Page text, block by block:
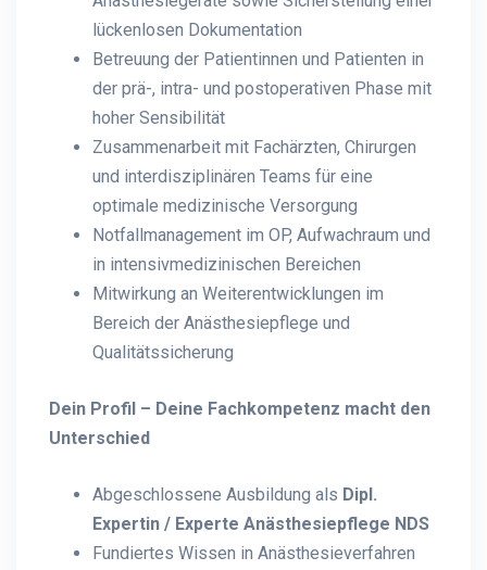
lückenlosen Dokumentation
Betreuung der Patientinnen und Patienten in
der prä-, intra- und postoperativen Phase mit
hoher Sensibilität
Zusammenarbeit mit Fachärzten, Chirurgen
und interdisziplinären Teams für eine
optimale medizinische Versorgung
Notfallmanagement im OP, Aufwachraum und
in intensivmedizinischen Bereichen
Mitwirkung an Weiterentwicklungen im
Bereich der Anästhesiepflege und
Qualitätssicherung
Dein Profil – Deine Fachkompetenz macht den
Unterschied
Abgeschlossene Ausbildung als Dipl.
Expertin / Experte Anästhesiepflege NDS
Fundiertes Wissen in Anästhesieverfahren